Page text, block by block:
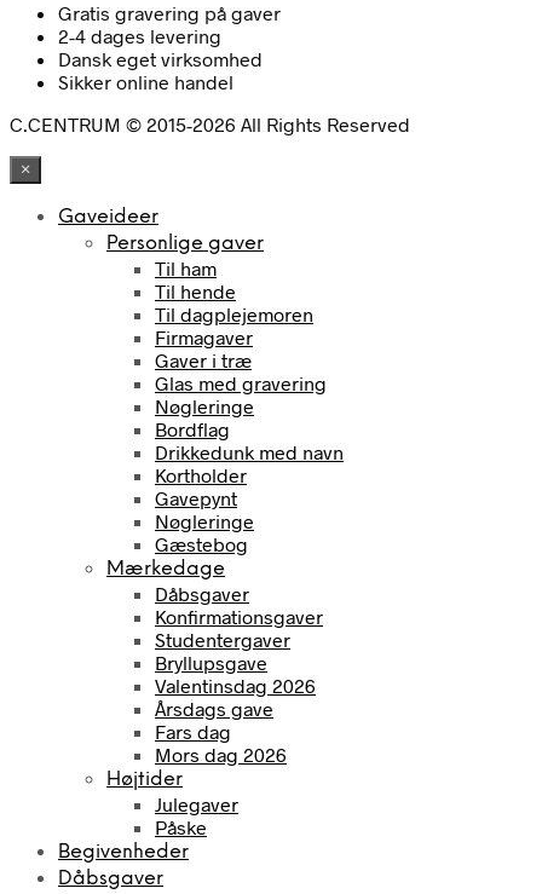
Gratis gravering på gaver
2-4 dages levering
Dansk eget virksomhed
Sikker online handel
C.CENTRUM © 2015-2026 All Rights Reserved
×
Gaveideer
Personlige gaver
Til ham
Til hende
Til dagplejemoren
Firmagaver
Gaver i træ
Glas med gravering
Nøgleringe
Bordflag
Drikkedunk med navn
Kortholder
Gavepynt
Nøgleringe
Gæstebog
Mærkedage
Dåbsgaver
Konfirmationsgaver
Studentergaver
Bryllupsgave
Valentinsdag 2026
Årsdags gave
Fars dag
Mors dag 2026
Højtider
Julegaver
Påske
Begivenheder
Dåbsgaver